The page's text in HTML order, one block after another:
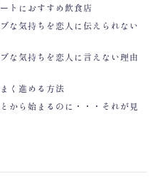
トにおすすめ飲食店
な気持ちを恋人に伝えられない
な気持ちを恋人に言えない理由
く進める方法
から始まるのに・・・それが見